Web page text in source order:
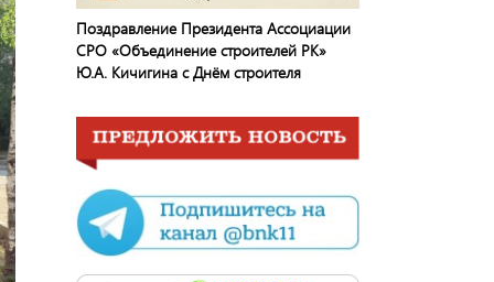
Поздравление Президента Ассоциации
СРО «Объединение строителей РК»
Ю.А. Кичигина с Днём строителя